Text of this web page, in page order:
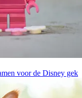
voor de Disney gek